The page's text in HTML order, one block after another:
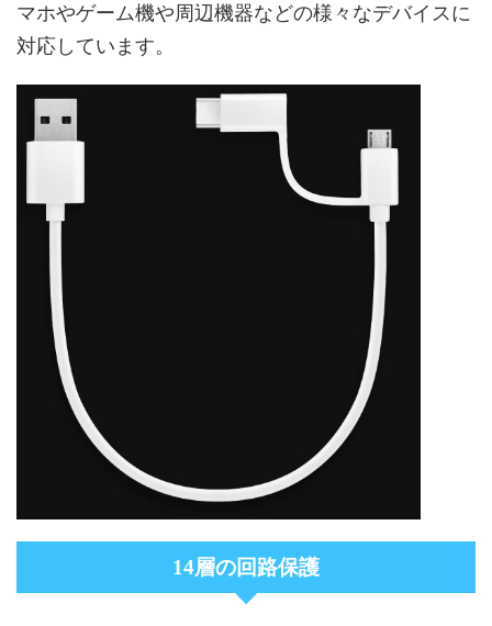
マホやゲーム機や周辺機器などの様々なデバイスに
対応しています。
14層の回路保護